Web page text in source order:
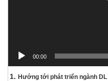
00:00
1. Hướng tới phát triển ngành